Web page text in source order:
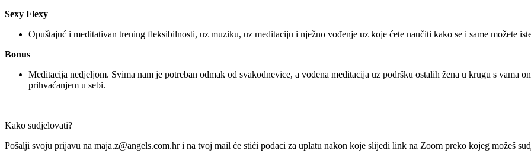
Sexy Flexy
Opuštajuć i meditativan trening fleksibilnosti, uz muziku, uz meditaciju i nježno vođenje uz koje ćete naučiti kako se i same možete
Bonus
Meditacija nedjeljom. Svima nam je potreban odmak od svakodnevice, a vođena meditacija uz podršku ostalih žena u krugu s vama
prihvaćanjem u sebi.
Kako sudjelovati?
Pošalji svoju prijavu na maja.z@angels.com.hr i na tvoj mail će stići podaci za uplatu nakon koje slijedi link na Zoom preko kojeg možeš